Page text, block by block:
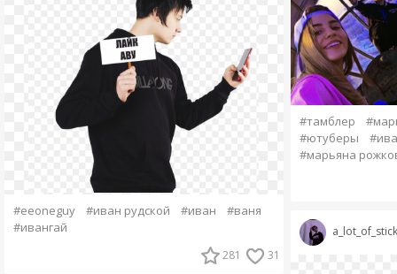
#eeoneguy #иван рудской #иван
#ваня
#ивангай
281 31
#тамблер
#ютуберы
#марьяна